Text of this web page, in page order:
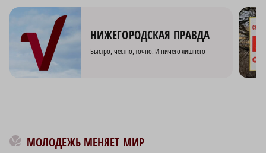
НИЖЕГОРОДСКАЯ ПРАВДА
Быстро, честно, точно. И ничего лишнего
МОЛОДЕЖЬ МЕНЯЕТ МИР